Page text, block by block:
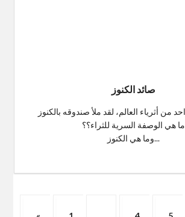
صائد الكنوز
ما هي الوصفة السرية للثراء؟؟
وما هي الكنوز...